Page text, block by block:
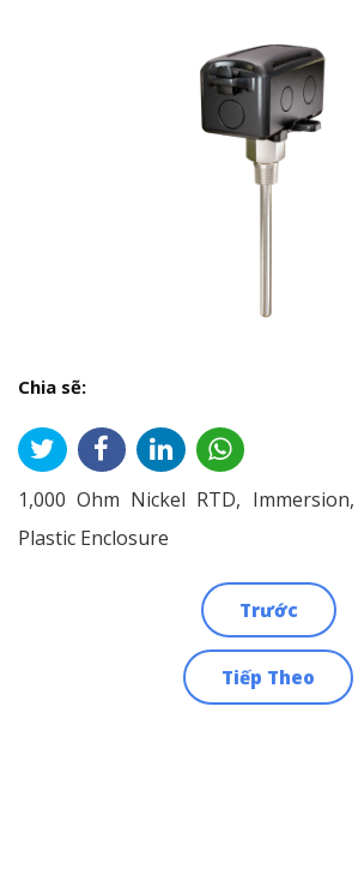
Chia sẽ:
1,000 Ohm Nickel RTD,
Plastic Enclosure
Trước
Tiếp Theo